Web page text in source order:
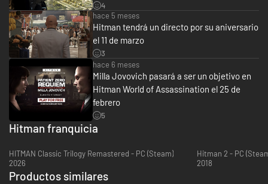
4
hace 5 meses
Hitman tendrá un directo por su aniversario
el 11 de marzo
3
hace 6 meses
Milla Jovovich pasará a ser un objetivo en
Hitman World of Assassination el 25 de
febrero
5
Hitman franquicia
HITMAN Classic Trilogy Remastered - PC (Steam)
2026
Hitman 2 - PC
2018
Productos similares